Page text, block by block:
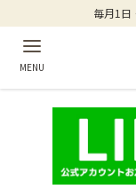
毎月1日
MENU